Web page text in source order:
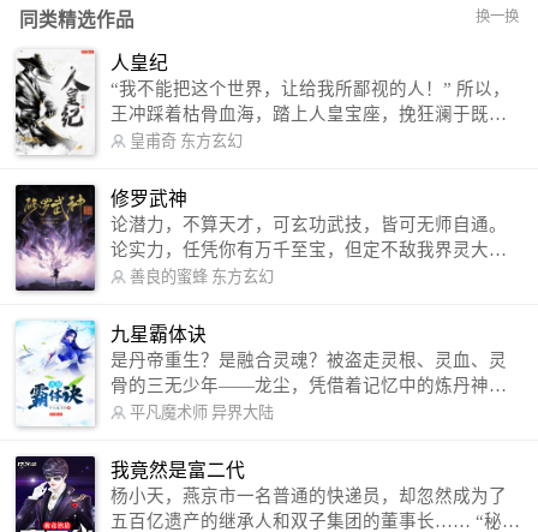
同类精选作品 换一换
人皇纪
“我不能把这个世界，让给我所鄙视的人！” 所以，
王冲踩着枯骨血海，踏上人皇宝座，挽狂澜于既
倒，扶大厦之将倾，成就了一段无上的传说！ 微信
微博：皇甫奇（地址：http://weibo.com/u/25284575
87） QQ交流群：320238210【普通群】 574501330
【VIP订阅群】 欢迎大家关注。
皇甫奇 东方玄幻
修罗武神
论潜力，不算天才，可玄功武技，皆可无师自通。
论实力，任凭你有万千至宝，但定不敌我界灵大
军。 我是谁？天下众生视我为修罗，却不知，我以
信公众号：善良的蜜蜂后援会）
善良的蜜蜂 东方玄幻
九星霸体诀
是丹帝重生？是融合灵魂？被盗走灵根、灵血、灵
骨的三无少年——龙尘，凭借着记忆中的炼丹神
术，修行神秘功法九星霸体诀，拨开重重迷雾，解
勾搭各色美女，镇压恶鬼邪神。 江湖传闻：龙
尘一到，地吼天啸。龙尘一出，鬼泣神哭。 本
故事纯属虚构，如有雷同，那就是真事儿，想要对
平凡魔术师 异界大陆
我竟然是富二代
杨小天，燕京市一名普通的快递员，却忽然成为了
五百亿遗产的继承人和双子集团的董事长…… “秘